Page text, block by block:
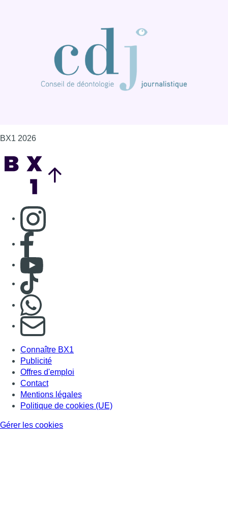
BX1 2026
Consulter page Instagram
Consulter page Facebook
Consulter Youtube
Consulter TikTok
S'abonner à notre newsletter
Connaître BX1
Publicité
Offres d'emploi
Contact
Mentions légales
Politique de cookies (UE)
Gérer les cookies